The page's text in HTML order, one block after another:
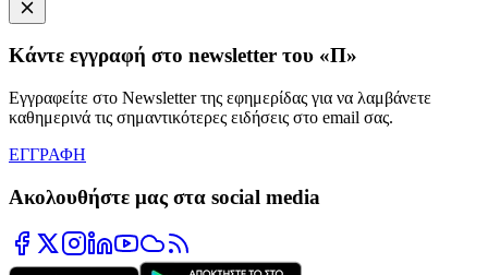
Κάντε εγγραφή στο newsletter του «Π»
Εγγραφείτε στο Newsletter της εφημερίδας για να λαμβάνετε
καθημερινά τις σημαντικότερες ειδήσεις στο email σας.
ΕΓΓΡΑΦΗ
Ακολουθήστε μας στα social media